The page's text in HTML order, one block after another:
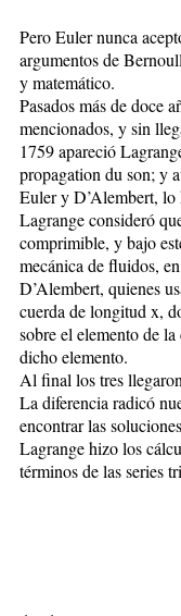
Pero Euler nunca
argumentos de
y matemático.
Pasados más de doce
mencionados, y sin
1759 apareció
propagation du son; y
Euler y D’Alembert, lo
Lagrange consideró
comprimible, y bajo
mecánica de fluidos,
D’Alembert, quienes
cuerda de longitud x,
sobre el elemento de
dicho elemento.
Al final los tres
La diferencia radicó
encontrar las
Lagrange hizo los
términos de las series